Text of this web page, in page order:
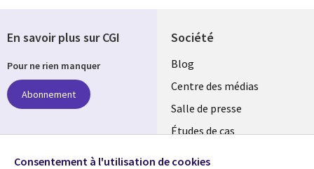
Société
Useful
links
LUXEMBOURG
Blog
Centre des médias
Salle de presse
Études de cas
En savoir plus sur CGI
Pour ne rien manquer
Abonnement
Suivez-nous
Consentement à l'utilisation de cookies